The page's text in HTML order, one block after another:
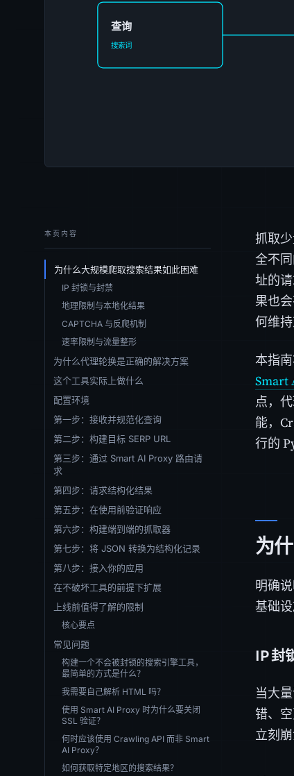
本页内容
为什么大规模爬取搜索结果如此困难
IP 封锁与封禁
地理限制与本地化结果
CAPTCHA 与反爬机制
速率限制与流量整形
为什么代理轮换是正确的解决方案
这个工具实际上做什么
配置环境
第一步：接收并规范化查询
第二步：构建目标 SERP URL
第三步：通过 Smart AI Proxy 路由请
求
第四步：请求结构化结果
第五步：在使用前验证响应
第六步：构建端到端的抓取器
第七步：将 JSON 转换为结构化记录
第八步：接入你的应用
在不破坏工具的前提下扩展
上线前值得了解的限制
核心要点
常见问题
构建一个不会被封锁的搜索引擎工具，
最简单的方式是什么？
我需要自己解析 HTML 吗？
使用 Smart AI Proxy 时为什么要关闭
SSL 验证？
何时应该使用 Crawling API 而非 Smart
AI Proxy？
如何获取特定地区的搜索结果？
抓取
全不
址的
果也
何维
本指
Smart
点，
能，
行的
为
明确
基础设
IP 封
当大
错、
立刻